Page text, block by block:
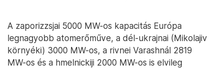
A zaporizzsjai 5000 MW-os kapacitás Európa
legnagyobb atomerőműve, a dél-ukrajnai (Mikolajiv
környéki) 3000 MW-os, a rivnei Varashnál 2819
MW-os és a hmelnickiji 2000 MW-os is elvileg